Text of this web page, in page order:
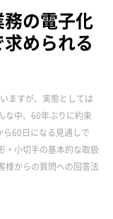
の電子化
められる
ますが、実態としては
な中、60年ぶりに約束
ら60日になる見通しで
・小切手の基本的な取扱
様からの質問への回答法